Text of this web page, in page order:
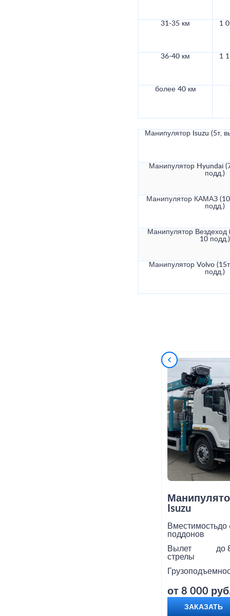
31-35 км 1
36-40 км 1
более 40 км
Манипулятор Isuzu (5т,
Манипулятор Hyundai
подд.)
Манипулятор КАМАЗ
подд.)
Манипулятор Вездеход
10 подд.)
Манипулятор Volvo
подд.)
Isuzu
Вместимость
поддонов
до
Вылет
стрелы
до
от 8 000
ЗАКАЗАТЬ